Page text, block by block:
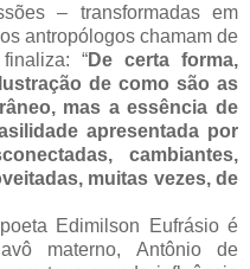
– transformadas em
antropólogos chamam de
“De certa forma,
de como são as
mas a essência de
apresentada por
cambiantes,
muitas vezes, de
Edimilson Eufrásio é
materno, Antônio de